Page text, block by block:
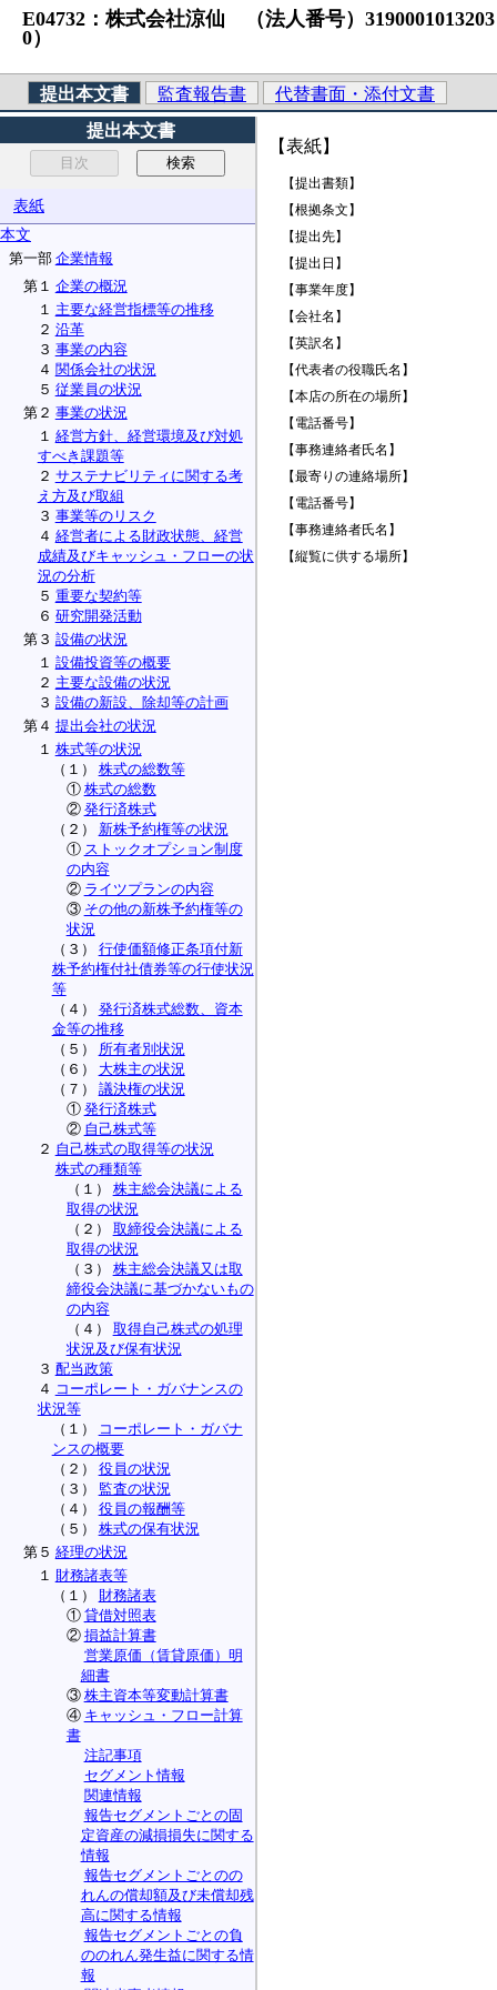
E04732：株式会社涼仙 （法人番号）
0）
提出本文書 監査報告書
代替書面・添付文書
提出本文書